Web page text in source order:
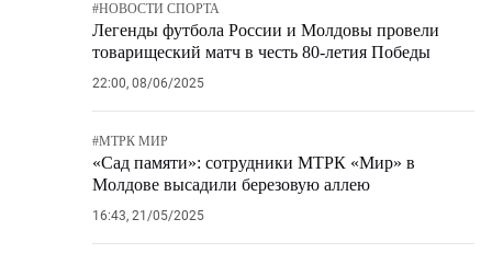
#НОВОСТИ СПОРТА
Легенды футбола России и Молдовы провели
товарищеский матч в честь 80-летия Победы
22:00, 08/06/2025
#МТРК МИР
«Сад памяти»: сотрудники МТРК «Мир» в
Молдове высадили березовую аллею
16:43, 21/05/2025